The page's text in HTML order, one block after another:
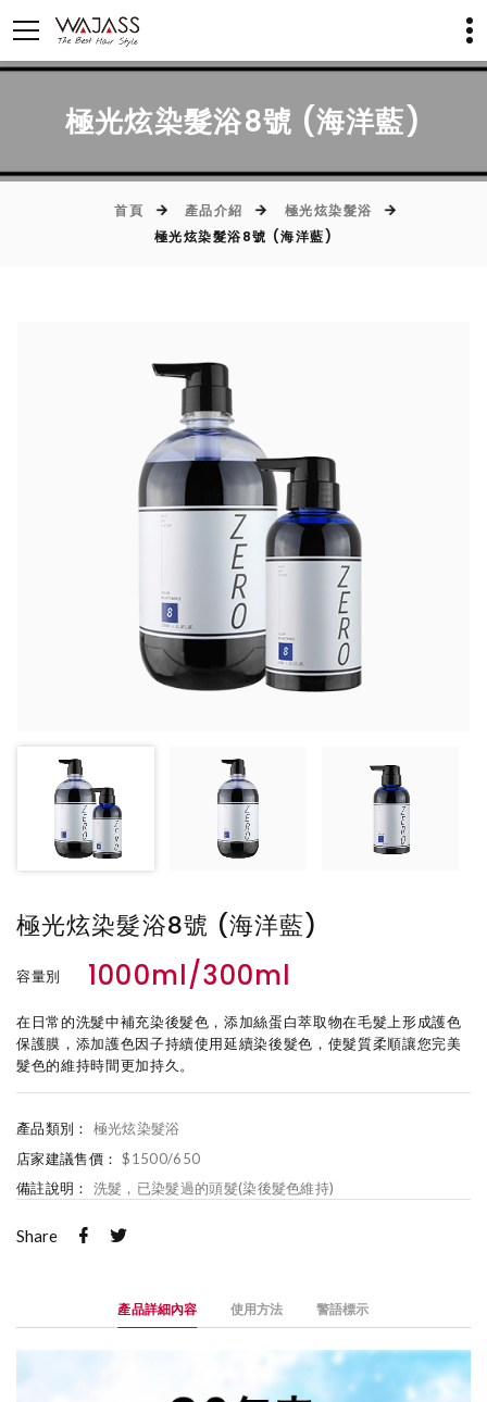
極光炫染髮浴8號 (海洋藍)
首頁 產品介紹
極光炫染髮浴
極光炫染髮浴8號 (海洋藍)
極光炫染髮浴8號 (海洋藍)
容量別 1000ml/300ml
在日常的洗髮中補充染後髮色，添加絲蛋白萃取物在毛髮上形成護色
保護膜，添加護色因子持續使用延續染後髮色，使髮質柔順讓您完美
髮色的維持時間更加持久。
產品類別：
極光炫染髮浴
店家建議售價： $1500/650
備註說明：
洗髮，已染髮過的頭髮(染後髮色維持)
Share
產品詳細內容 使用方法 警語標示